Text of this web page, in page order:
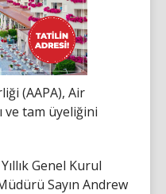
(AAPA), Air
ve tam üyeliğini
Genel Kurul
Sayın Andrew